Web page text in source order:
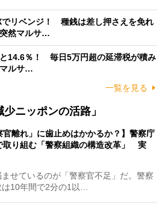
でリベンジ！ 種銭は差し押さえを免れ
然マルサ…
と14.6％！ 毎日5万円超の延滞税が積み
マルサ…
一覧を見る
ニッポンの活路」
官離れ」に歯止めはかかるか？】警察庁
取り組む「警察組織の構造改革」 実
せているのが「警察官不足」だ。警察
10年間で2分の1以…